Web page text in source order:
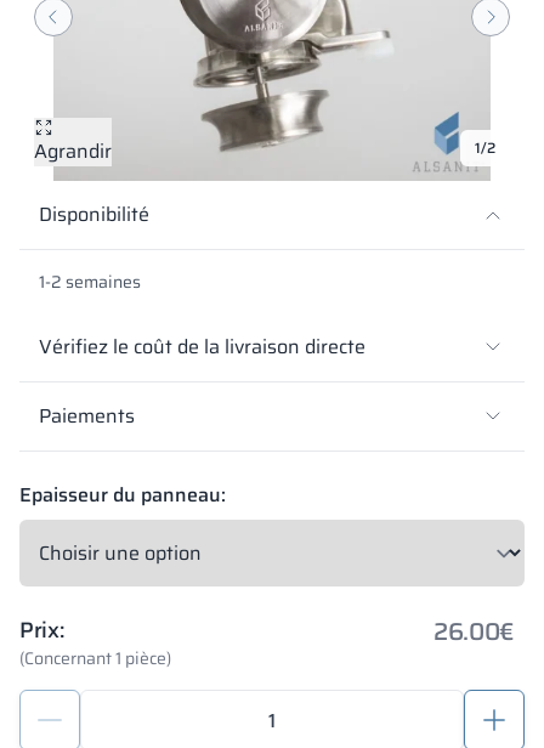
Bancs et
Serrures pour
Lamelles
Services
Matériaux et
Galerie de
1/2
Agrandir
Disponibilité
1-2 semaines
Vérifiez le coût de la livraison directe
Paiements
Epaisseur du panneau:
Prix:
(Concernant 1 pièce)
26.00€
quantité